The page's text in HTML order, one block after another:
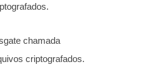
chamada
criptografados.